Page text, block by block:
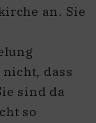
an. Sie
dass
sind da
so